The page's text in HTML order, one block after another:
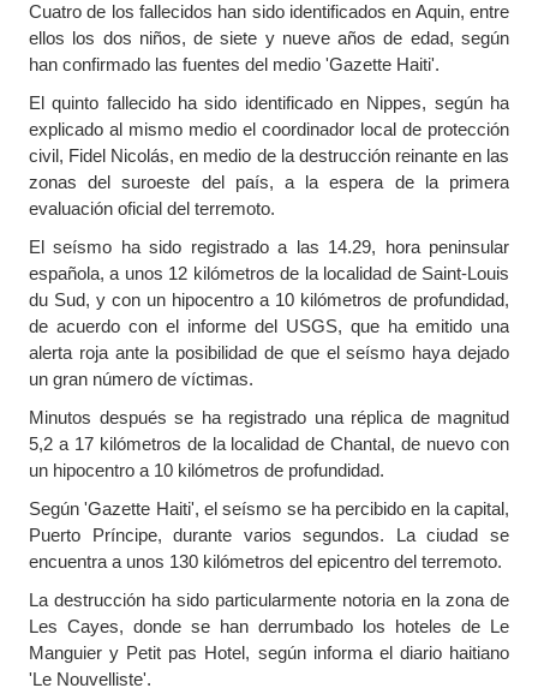
Cuatro de los fallecidos han sido identificados en Aquin, entre
ellos los dos niños, de siete y nueve años de edad, según
han confirmado las fuentes del medio 'Gazette Haiti'.
El quinto fallecido ha sido identificado en Nippes, según ha
explicado al mismo medio el coordinador local de protección
civil, Fidel Nicolás, en medio de la destrucción reinante en las
zonas del suroeste del país, a la espera de la primera
evaluación oficial del terremoto.
El seísmo ha sido registrado a las 14.29, hora peninsular
española, a unos 12 kilómetros de la localidad de Saint-Louis
du Sud, y con un hipocentro a 10 kilómetros de profundidad,
de acuerdo con el informe del USGS, que ha emitido una
alerta roja ante la posibilidad de que el seísmo haya dejado
un gran número de víctimas.
Minutos después se ha registrado una réplica de magnitud
5,2 a 17 kilómetros de la localidad de Chantal, de nuevo con
un hipocentro a 10 kilómetros de profundidad.
Según 'Gazette Haiti', el seísmo se ha percibido en la capital,
Puerto Príncipe, durante varios segundos. La ciudad se
encuentra a unos 130 kilómetros del epicentro del terremoto.
La destrucción ha sido particularmente notoria en la zona de
Les Cayes, donde se han derrumbado los hoteles de Le
Manguier y Petit pas Hotel, según informa el diario haitiano
'Le Nouvelliste'.